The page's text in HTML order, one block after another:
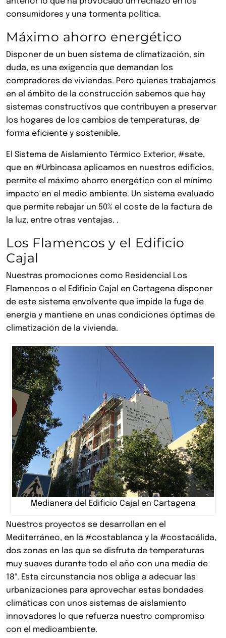
consumidores y una tormenta política.
Máximo ahorro energético
Disponer de un buen sistema de climatización, sin
duda, es una exigencia que demandan los
compradores de viviendas. Pero quienes trabajamos
en el ámbito de la construcción sabemos que hay
sistemas constructivos que contribuyen a preservar
los hogares de los cambios de temperaturas, de
forma eficiente y sostenible.
El Sistema de Aislamiento Térmico Exterior, #sate,
que en #Urbincasa aplicamos en nuestros edificios,
permite el máximo ahorro energético con el mínimo
impacto en el medio ambiente. Un sistema evaluado
que permite rebajar un 50% el coste de la factura de
la luz, entre otras ventajas. .
Los Flamencos y el Edificio
Cajal
Nuestras promociones como Residencial Los
Flamencos o el Edificio Cajal en Cartagena disponer
de este sistema envolvente que impide la fuga de
energía y mantiene en unas condiciones óptimas de
climatización de la vivienda.
Medianera del Edificio Cajal en Cartagena
Nuestros proyectos se desarrollan en el
Mediterráneo, en la #costablanca y la #costacálida,
dos zonas en las que se disfruta de temperaturas
muy suaves durante todo el año con una media de
18ª. Esta circunstancia nos obliga a adecuar las
urbanizaciones para aprovechar estas bondades
climáticas con unos sistemas de aislamiento
innovadores lo que refuerza nuestro compromiso
con el medioambiente.